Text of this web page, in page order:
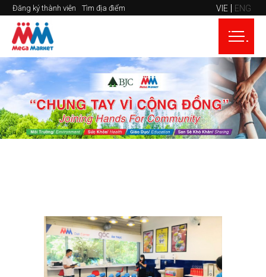
Đăng ký thành viên Tìm địa điểm VIE ENG